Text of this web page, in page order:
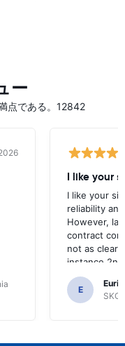
ー
点である。12842
I like your
I like your
reliability
However,
contract
not as clear
instance
the most
your site.
E
SKG